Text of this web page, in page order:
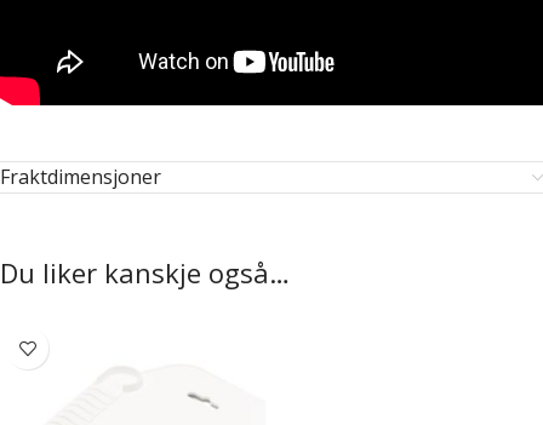
Fraktdimensjoner
Du liker kanskje også…